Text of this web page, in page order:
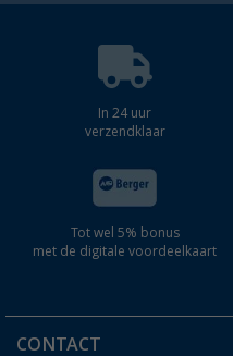
In 24 uur
verzendklaar
Tot wel 5% bonus
met de digitale voordeelkaart
CONTACT